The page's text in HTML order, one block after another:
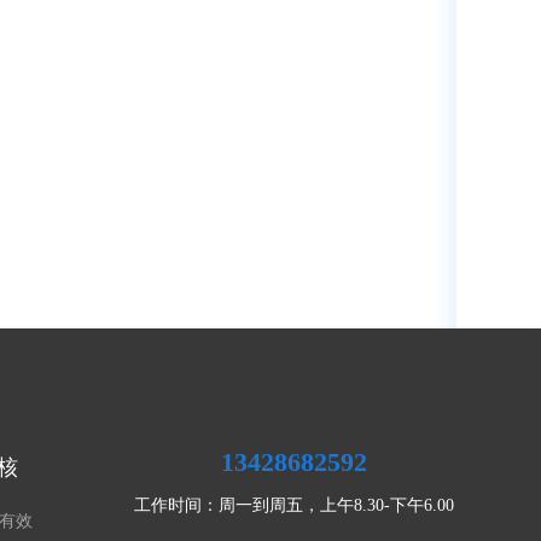
效
13428682592
工作时间：周一到周五，上午8.30-下午6.00